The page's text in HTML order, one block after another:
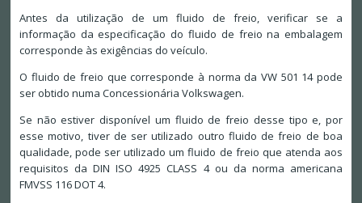
Antes da utilização de um fluido de freio, verificar se a
informação da especificação do fluido de freio na embalagem
corresponde às exigências do veículo.
O fluido de freio que corresponde à norma da VW 501 14 pode
ser obtido numa Concessionária Volkswagen.
Se não estiver disponível um fluido de freio desse tipo e, por
esse motivo, tiver de ser utilizado outro fluido de freio de boa
qualidade, pode ser utilizado um fluido de freio que atenda aos
requisitos da DIN ISO 4925 CLASS 4 ou da norma americana
FMVSS 116 DOT 4.